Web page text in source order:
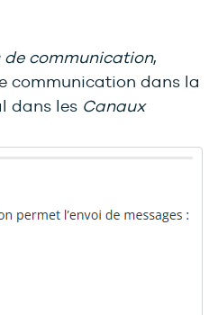
de communication,
communication dans la
dans les Canaux